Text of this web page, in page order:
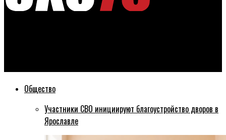
Общество
Участники СВО инициируют благоустройство дворов в
Ярославле